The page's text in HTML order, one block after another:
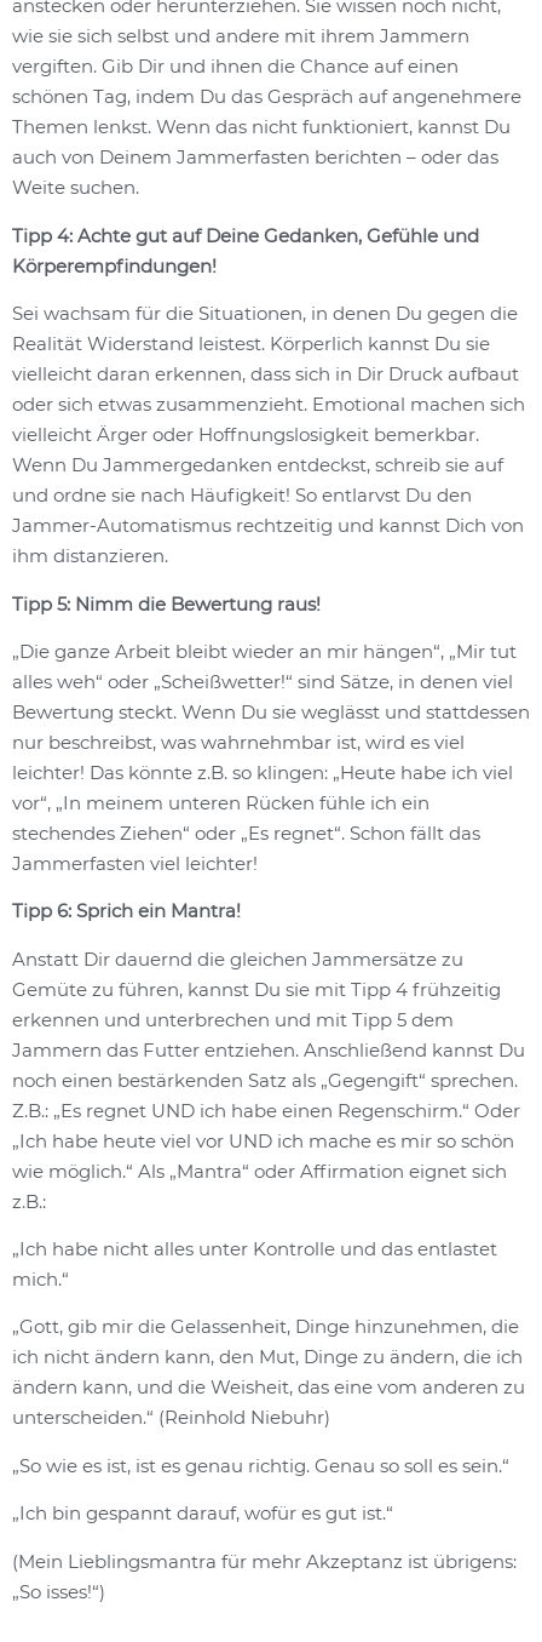
anstecken oder herunterziehen. Sie wissen noch nicht,
wie sie sich selbst und andere mit ihrem Jammern
vergiften. Gib Dir und ihnen die Chance auf einen
schönen Tag, indem Du das Gespräch auf angenehmere
Themen lenkst. Wenn das nicht funktioniert, kannst Du
auch von Deinem Jammerfasten berichten – oder das
Weite suchen.
Tipp 4: Achte gut auf Deine Gedanken, Gefühle und
Körperempfindungen!
Sei wachsam für die Situationen, in denen Du gegen die
Realität Widerstand leistest. Körperlich kannst Du sie
vielleicht daran erkennen, dass sich in Dir Druck aufbaut
oder sich etwas zusammenzieht. Emotional machen sich
vielleicht Ärger oder Hoffnungslosigkeit bemerkbar.
Wenn Du Jammergedanken entdeckst, schreib sie auf
und ordne sie nach Häufigkeit! So entlarvst Du den
Jammer-Automatismus rechtzeitig und kannst Dich von
ihm distanzieren.
Tipp 5: Nimm die Bewertung raus!
„Die ganze Arbeit bleibt wieder an mir hängen“, „Mir tut
alles weh“ oder „Scheißwetter!“ sind Sätze, in denen viel
Bewertung steckt. Wenn Du sie weglässt und stattdessen
nur beschreibst, was wahrnehmbar ist, wird es viel
leichter! Das könnte z.B. so klingen: „Heute habe ich viel
vor“, „In meinem unteren Rücken fühle ich ein
stechendes Ziehen“ oder „Es regnet“. Schon fällt das
Jammerfasten viel leichter!
Tipp 6: Sprich ein Mantra!
Anstatt Dir dauernd die gleichen Jammersätze zu
Gemüte zu führen, kannst Du sie mit Tipp 4 frühzeitig
erkennen und unterbrechen und mit Tipp 5 dem
Jammern das Futter entziehen. Anschließend kannst Du
noch einen bestärkenden Satz als „Gegengift“ sprechen.
Z.B.: „Es regnet UND ich habe einen Regenschirm.“ Oder
„Ich habe heute viel vor UND ich mache es mir so schön
wie möglich.“ Als „Mantra“ oder Affirmation eignet sich
z.B.:
„Ich habe nicht alles unter Kontrolle und das entlastet
mich.“
„Gott, gib mir die Gelassenheit, Dinge hinzunehmen, die
ich nicht ändern kann, den Mut, Dinge zu ändern, die ich
ändern kann, und die Weisheit, das eine vom anderen zu
unterscheiden.“ (Reinhold Niebuhr)
„So wie es ist, ist es genau richtig. Genau so soll es sein.“
„Ich bin gespannt darauf, wofür es gut ist.“
(Mein Lieblingsmantra für mehr Akzeptanz ist übrigens:
„So isses!“)